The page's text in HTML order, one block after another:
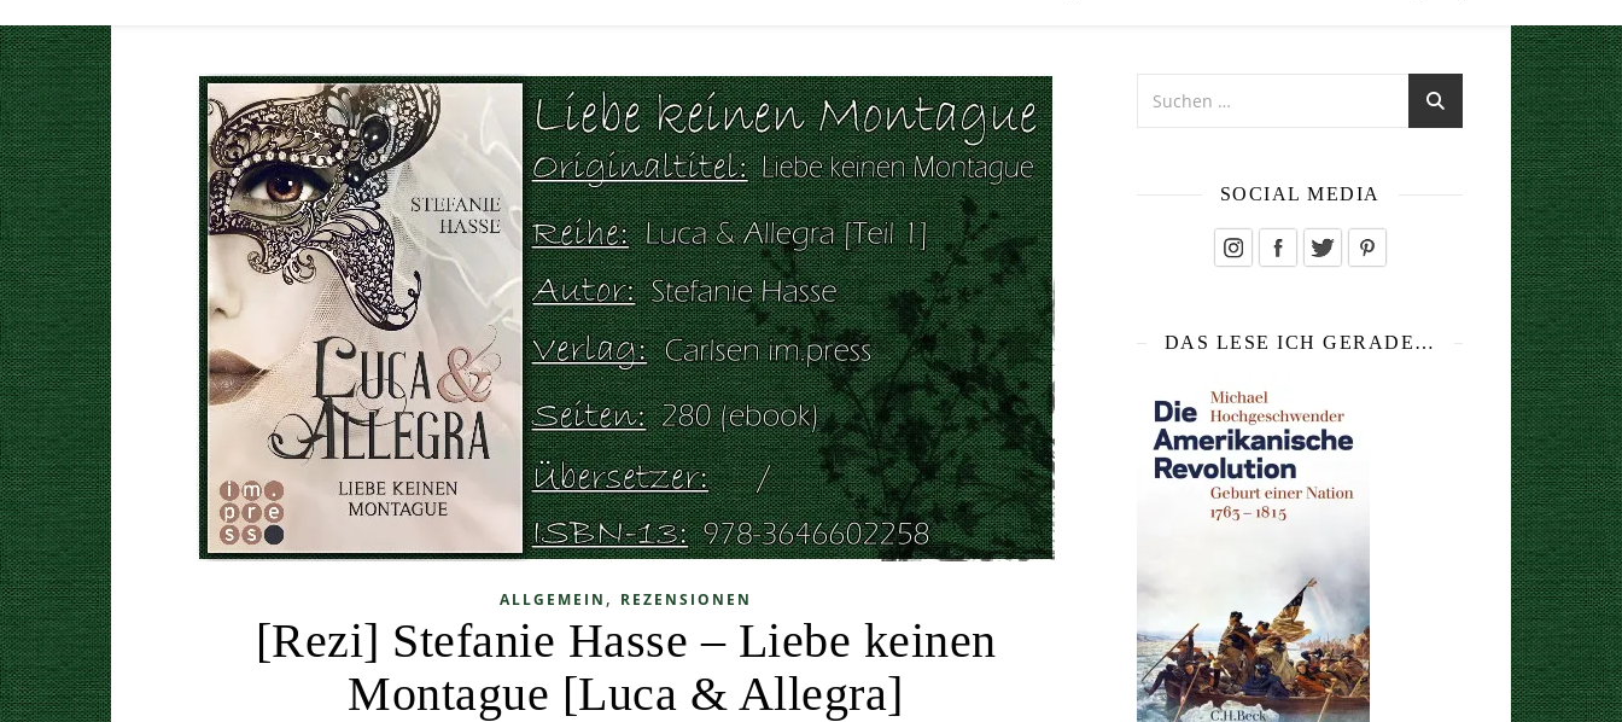
ALLGEMEIN , REZENSIONEN
[Rezi] Stefanie Hasse – Liebe keinen
Montague [Luca & Allegra]
SOCIAL MEDIA
DAS LESE ICH GERADE…